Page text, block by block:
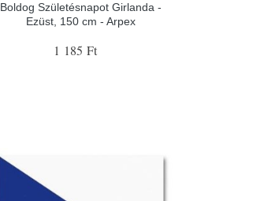
Boldog Születésnapot Girlanda -
Ezüst, 150 cm - Arpex
1 185 Ft